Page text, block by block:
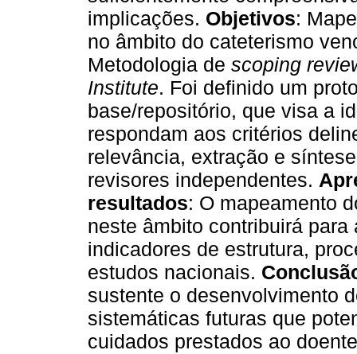
implicações. Objetivos:
no âmbito do cateterismo
Metodologia de scoping
Institute. Foi definido um
base/repositório, que visa a
respondam aos critérios
relevância, extração e
revisores independentes.
resultados: O mapeamento
neste âmbito contribuirá
indicadores de estrutura,
estudos nacionais.
sustente o desenvolvimento
sistemáticas futuras que
cuidados prestados ao